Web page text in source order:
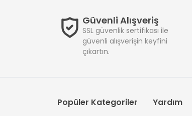
Güvenli Alışveriş
SSL güvenlik sertifikası ile
güvenli alışverişin keyfini
çıkartın.
Popüler Kategoriler Yardım